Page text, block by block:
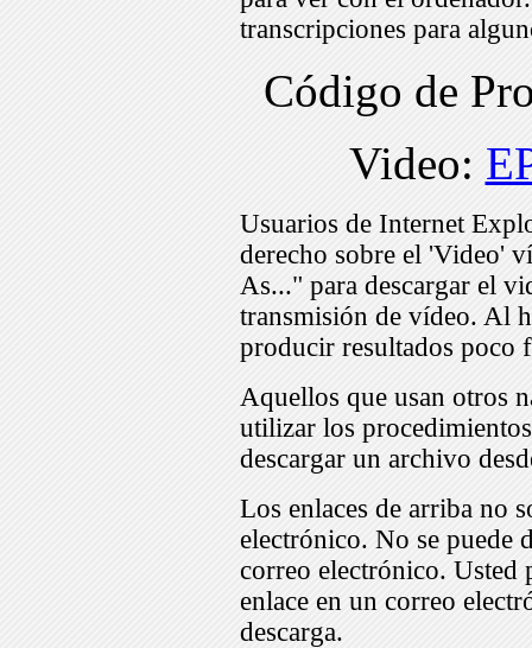
transcripciones para
Código de
Video:
Usuarios de Internet
derecho sobre el 'Video'
As..." para descargar el
transmisión de vídeo. Al
producir resultados poco
Aquellos que usan otros
utilizar los
descargar un archivo
Los enlaces de arriba no
electrónico. No se puede
correo electrónico. Usted
enlace en un correo
descarga.